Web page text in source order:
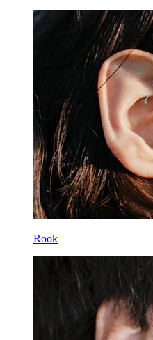
Rook
Lige stav
Daith
Hestesko
Ring
Tools
Buet stav
Øreflip
Titanium